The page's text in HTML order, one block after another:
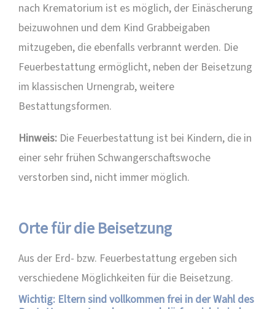
nach Krematorium ist es möglich, der Einäscherung
beizuwohnen und dem Kind Grabbeigaben
mitzugeben, die ebenfalls verbrannt werden. Die
Feuerbestattung ermöglicht, neben der Beisetzung
im klassischen Urnengrab, weitere
Bestattungsformen.
Hinweis: Die Feuerbestattung ist bei Kindern, die in
einer sehr frühen Schwangerschaftswoche
verstorben sind, nicht immer möglich.
Orte für die Beisetzung
Aus der Erd- bzw. Feuerbestattung ergeben sich
verschiedene Möglichkeiten für die Beisetzung.
Wichtig: Eltern sind vollkommen frei in der Wahl des